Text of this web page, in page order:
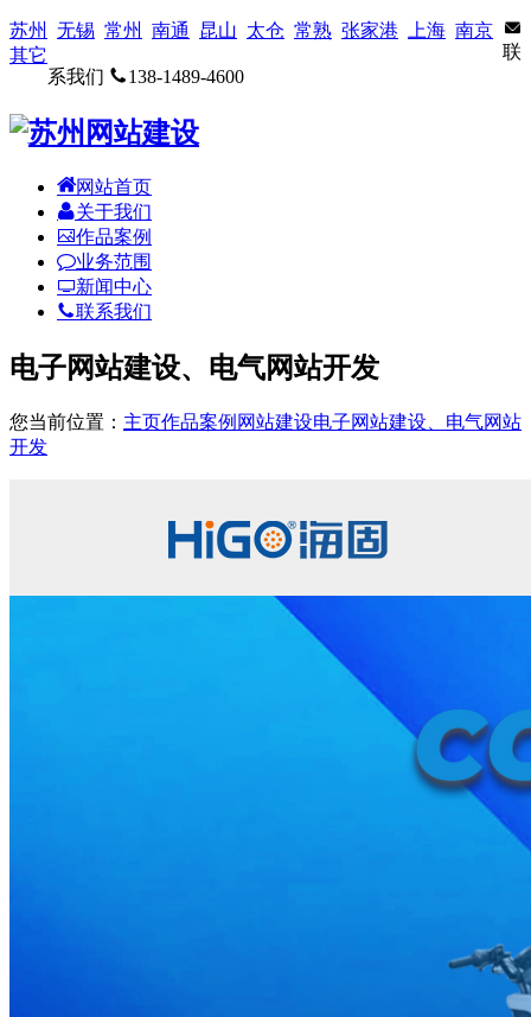
苏州 无锡 常州 南通 昆山 太仓 常熟 张家港 上海 南京
其它
联
系我们
138-1489-4600
网站首页
关于我们
作品案例
业务范围
新闻中心
联系我们
电子网站建设、电气网站开发
您当前位置： 主页作品案例 网站建设电子网站建设、电气网站
开发